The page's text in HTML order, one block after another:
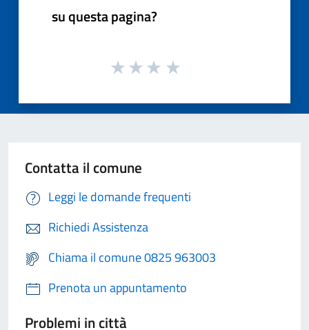
su questa pagina?
Contatta il comune
Leggi le domande frequenti
Richiedi Assistenza
Chiama il comune 0825 963003
Prenota un appuntamento
Problemi in città